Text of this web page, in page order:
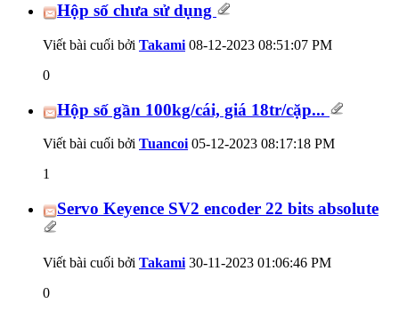
Hộp số chưa sử dụng
Viết bài cuối bởi Takami 08-12-2023 08:51:07 PM
0
Hộp số gần 100kg/cái, giá 18tr/cặp...
Viết bài cuối bởi Tuancoi 05-12-2023 08:17:18 PM
1
Servo Keyence SV2 encoder 22 bits absolute
Viết bài cuối bởi Takami 30-11-2023 01:06:46 PM
0